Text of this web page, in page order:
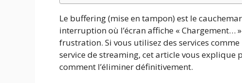
Le buffering (mise en tampon) est le
interruption où l’écran affiche « Chargement…
frustration. Si vous utilisez des services
service de streaming, cet article vous
comment l’éliminer définitivement.